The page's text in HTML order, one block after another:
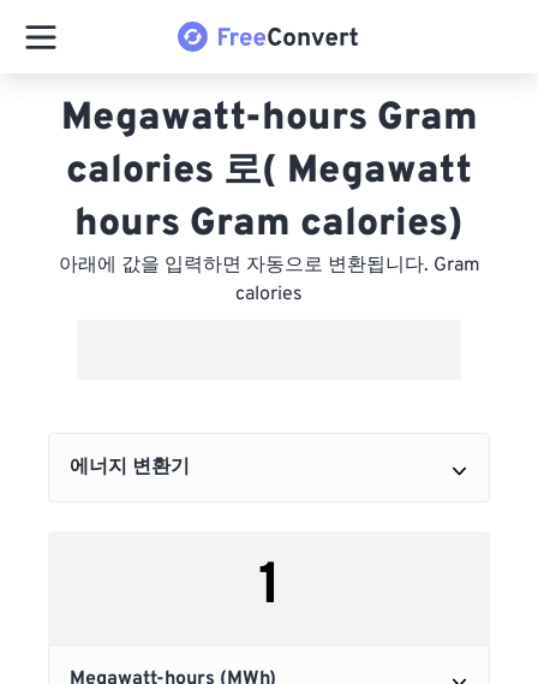
Megawatt-hours Gram
calories 로( Megawatt
hours Gram calories)
아래에 값을 입력하면 자동으로 변환됩니다. Gram
calories